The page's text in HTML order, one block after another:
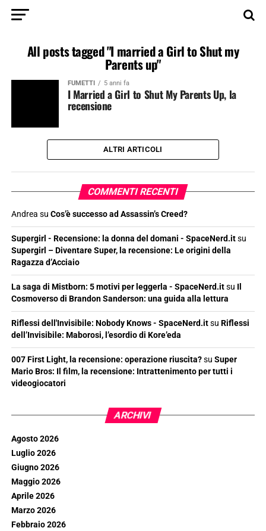
All posts tagged "I married a Girl to Shut my
Parents up"
FUMETTI 5 anni fa
I Married a Girl to Shut My Parents Up, la
recensione
ALTRI ARTICOLI
COMMENTI RECENTI
Andrea su Cos’è successo ad Assassin’s Creed?
Supergirl - Recensione: la donna del domani - SpaceNerd.itsu
Supergirl – Diventare Super, la recensione: Le origini della
Ragazza d’Acciaio
La saga di Mistborn: 5 motivi per leggerla - SpaceNerd.itsu Il
Cosmoverso di Brandon Sanderson: una guida alla lettura
Riflessi dell'Invisibile: Nobody Knows - SpaceNerd.itsu Riflessi
dell’Invisibile: Maborosi, l’esordio di Kore’eda
007 First Light, la recensione: operazione riuscita?su Super
Mario Bros: Il film, la recensione: Intrattenimento per tutti i
videogiocatori
ARCHIVI
Agosto 2026
Luglio 2026
Giugno 2026
Maggio 2026
Aprile 2026
Marzo 2026
Febbraio 2026